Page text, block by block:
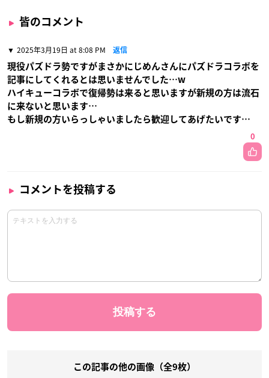
皆のコメント
2025年3月19日 at 8:08 PM 返信
現役パズドラ勢ですがまさかにじめんさんにパズドラコラボを
記事にしてくれるとは思いませんでした…w
ハイキューコラボで復帰勢は来ると思いますが新規の方は流石
に来ないと思います…
もし新規の方いらっしゃいましたら歓迎してあげたいです…
0
コメントを投稿する
この記事の他の画像（全9枚）